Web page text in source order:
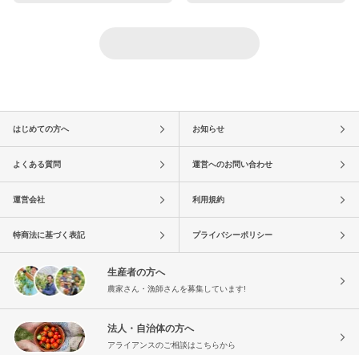
はじめての方へ お知らせ
よくある質問 運営へのお問い合わせ
運営会社 利用規約
特商法に基づく表記 プライバシーポリシー
生産者の方へ
農家さん・漁師さんを募集しています!
法人・自治体の方へ
アライアンスのご相談はこちらから